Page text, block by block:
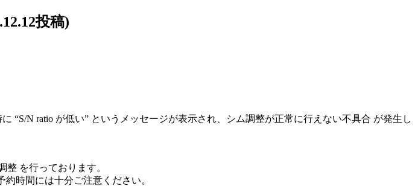
投稿)
“S/N ratio が低い” というメッセージが表示され、シム調整が正常に行えない不具合 が発生し
整 を行っております。
時間には十分ご注意ください。